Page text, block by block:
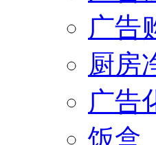
广告
厨房
广告
饭盒